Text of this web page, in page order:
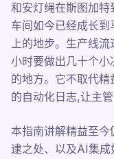
和安灯绳在斯图加
车间如今已经成长
上的地步。生产线
小时要做出几十个
的地方。它不取代
的自动化日志,让主
本指南讲解精益至
逮之处、以及AI集